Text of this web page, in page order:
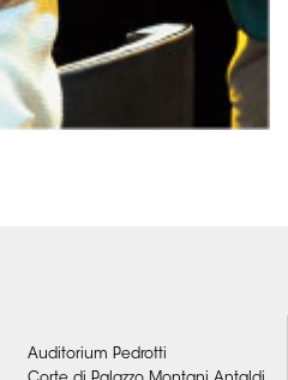
Auditorium Pedrotti